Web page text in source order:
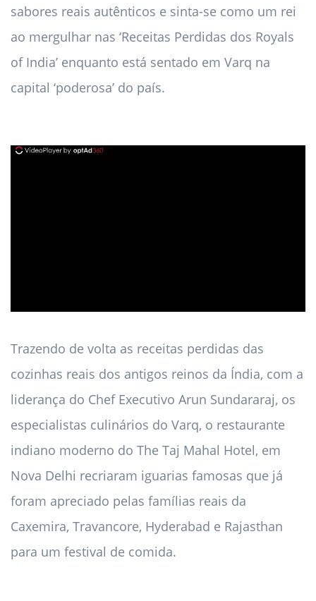
sabores reais autênticos e sinta-se como um rei
ao mergulhar nas ‘Receitas Perdidas dos Royals
of India’ enquanto está sentado em Varq na
capital ‘poderosa’ do país.
Trazendo de volta as receitas perdidas das
cozinhas reais dos antigos reinos da Índia, com a
liderança do Chef Executivo Arun Sundararaj, os
especialistas culinários do Varq, o restaurante
indiano moderno do The Taj Mahal Hotel, em
Nova Delhi recriaram iguarias famosas que já
foram apreciado pelas famílias reais da
Caxemira, Travancore, Hyderabad e Rajasthan
para um festival de comida.